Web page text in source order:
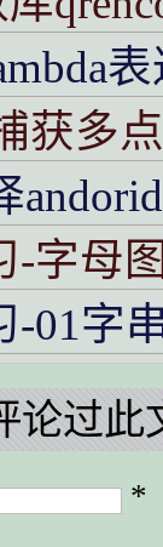
获多
-字母
-01字
论过此
*